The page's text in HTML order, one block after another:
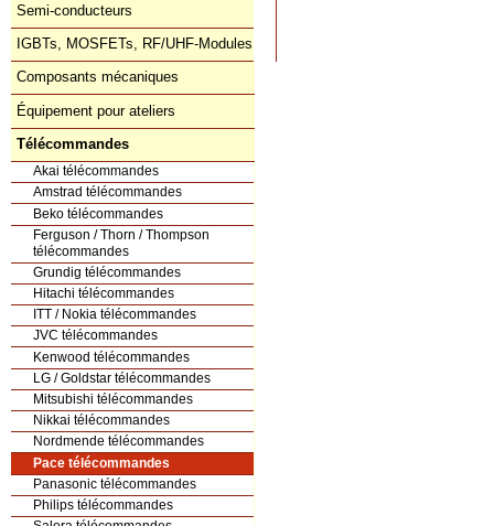
Semi-conducteurs
IGBTs, MOSFETs, RF/UHF-Modules
Composants mécaniques
Équipement pour ateliers
Télécommandes
Akai télécommandes
Amstrad télécommandes
Beko télécommandes
Ferguson / Thorn / Thompson
télécommandes
Grundig télécommandes
Hitachi télécommandes
ITT / Nokia télécommandes
JVC télécommandes
Kenwood télécommandes
LG / Goldstar télécommandes
Mitsubishi télécommandes
Nikkai télécommandes
Nordmende télécommandes
Pace télécommandes
Panasonic télécommandes
Philips télécommandes